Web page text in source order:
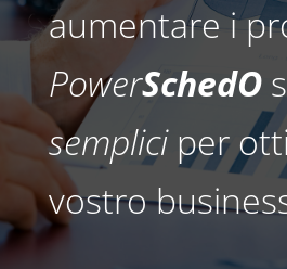
aumentare i
PowerSchedO
sempliciper
vostro